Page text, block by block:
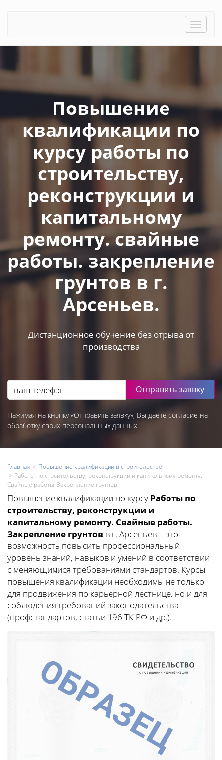
Toggle
Повышение
квалификации по
курсу работы по
строительству,
реконструкции и
капитальному
ремонту. свайные
работы. закрепление
грунтов в г.
Арсеньев.
Дистанционное обучение без отрыва от
производства
Отправить заявку
Нажимая на кнопку «Отправить заявку», Вы даете согласие на
обработку своих персональных данных.
Главная
Повышение квалификации в строительстве
Работы по строительству, реконструкции и капитальному ремонту.
Свайные работы. Закрепление грунтов
Повышение квалификации по курсу Работы по
строительству, реконструкции и
капитальному ремонту. Свайные работы.
Закрепление грунтов в г. Арсеньев – это
возможность повысить профессиональный
уровень знаний, навыков и умений в соответствии
с меняющимися требованиями стандартов. Курсы
повышения квалификации необходимы не только
для продвижения по карьерной лестнице, но и для
соблюдения требований законодательства
(профстандартов, статьи 196 ТК РФ и др.).